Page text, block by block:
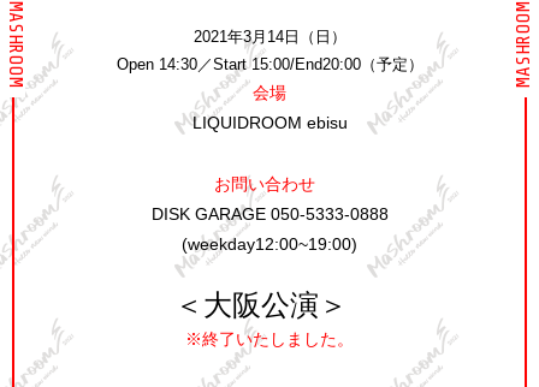
MASHROOM MASHROOM
2021年3月14日（日）
Open 14:30／Start 15:00/End20:00（予定）
会場
LIQUIDROOM ebisu
お問い合わせ
DISK GARAGE 050-5333-0888
(weekday12:00~19:00)
＜大阪公演＞
※終了いたしました。